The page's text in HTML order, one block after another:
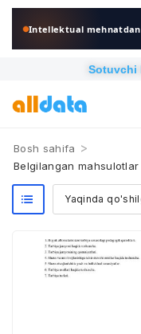
Intellektual
Sotuvchi
Bosh sahifa >
Belgilangan